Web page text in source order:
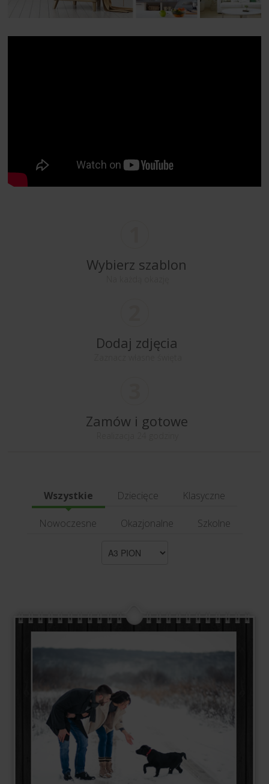
Wybierz szablon
Dodaj zdjęcia
Zamów i gotowe
Wszystkie Dziecięce Klasyczne
Nowoczesne Okazjonalne Szkolne